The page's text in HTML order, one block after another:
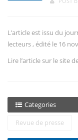
L’article est issu du
lecteurs , édité le 16
Lire l’article sur le site
Categories
Revue de presse